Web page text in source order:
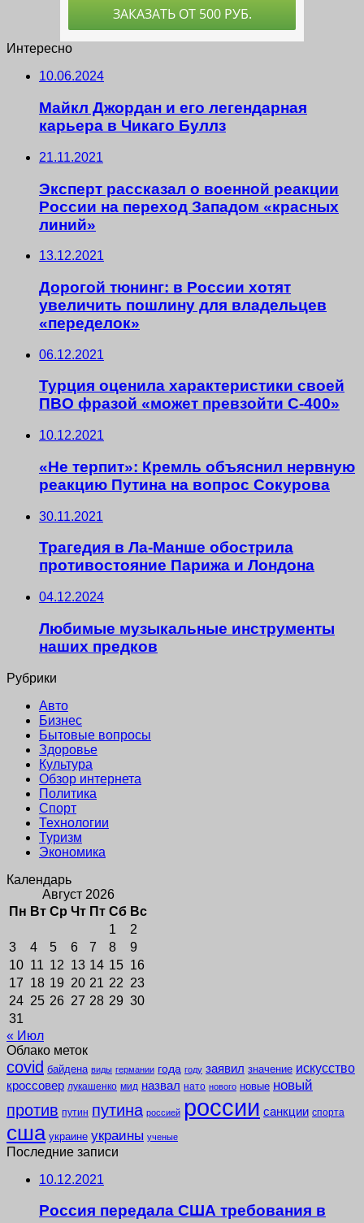
Интересно
10.06.2024
Майкл Джордан и его легендарная
карьера в Чикаго Буллз
21.11.2021
Эксперт рассказал о военной реакции
России на переход Западом «красных
линий»
13.12.2021
Дорогой тюнинг: в России хотят
увеличить пошлину для владельцев
«переделок»
06.12.2021
Турция оценила характеристики своей
ПВО фразой «может превзойти С-400»
10.12.2021
«Не терпит»: Кремль объяснил нервную
реакцию Путина на вопрос Сокурова
30.11.2021
Трагедия в Ла-Манше обострила
противостояние Парижа и Лондона
04.12.2024
Любимые музыкальные инструменты
наших предков
Рубрики
Авто
Бизнес
Бытовые вопросы
Здоровье
Культура
Обзор интернета
Политика
Спорт
Технологии
Туризм
Экономика
Календарь
Август 2026
Пн Вт Ср Чт Пт Сб Вс
1
2
3
4 5 6 7 8
9
10 11 12 13 14 15 16
17 18 19 20 21 22 23
24 25 26 27 28 29 30
31
« Июл
Облако меток
covid байдена виды германии года году заявил значение искусство
кроссовер лукашенко мид назвал нато нового новые новый
против путин путина россией россии санкции спорта
сша украине украины ученые
Последние записи
10.12.2021
Россия передала США требования в